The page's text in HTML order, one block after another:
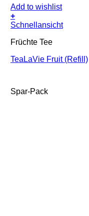
Add to wishlist
+
Schnellansicht
Früchte Tee
TeaLaVie Fruit (Refill)
Spar-Pack